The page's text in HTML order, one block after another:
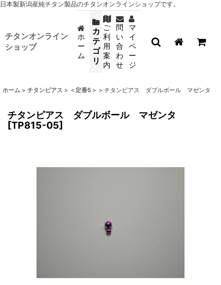
日本製新潟産純チタン製品のチタンオンラインショップです。
チタンオンライン
ショップ
ホ
ー
ム
カ
テ
ゴ
リ
ご
利
用
案
内
問
い
合
わ
せ
マ
イ
ペ
ー
ジ
ホーム > チタンピアス > ＜定番5＞ > チタンピアス ダブルボール マゼンタ
チタンピアス ダブルボール マゼンタ
[TP815-05]